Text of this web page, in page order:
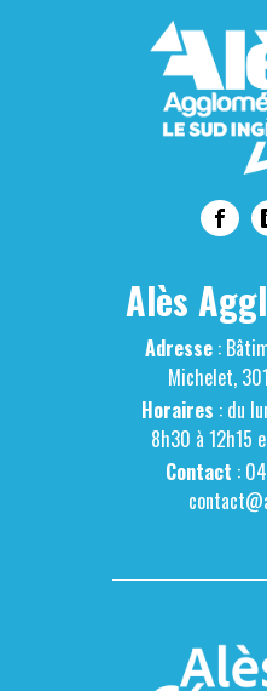
Alès
Adresse :
Michelet,
Horaires : du
8h30 à 12h15
Contact :